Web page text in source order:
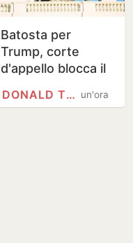
Batosta per
Trump, corte
d'appello blocca il
della Casa Bianca
un'ora
DONALD TRUMP